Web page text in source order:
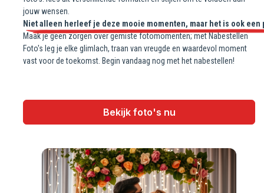
jouw wensen.
Niet alleen herleef je deze mooie momenten, maar het is ook
Maak je geen zorgen over gemiste fotomomenten; met Nabestellen
Foto's leg je elke glimlach, traan van vreugde en waardevol moment
vast voor de toekomst. Begin vandaag nog met het nabestellen!
Bekijk foto's nu